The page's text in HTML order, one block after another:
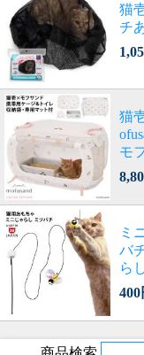
猫
チ
猫
モ
ミ
バ
ら
400